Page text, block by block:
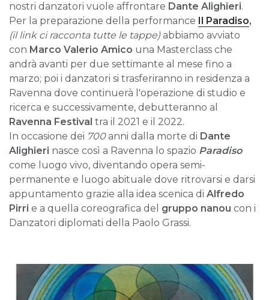
nostri danzatori vuole affrontare Dante Alighieri.
Per la preparazione della performance Il Paradiso,
(il link ci racconta tutte le tappe) abbiamo avviato
con Marco Valerio Amico una Masterclass che
andrà avanti per due settimante al mese fino a
marzo; poi i danzatori si trasferiranno in residenza a
Ravenna dove continuerà l'operazione di studio e
ricerca e successivamente, debutteranno al
Ravenna Festival tra il 2021 e il 2022.
In occasione dei 700anni dalla morte di Dante
Alighieri nasce così a Ravenna lo spazio Paradiso
come luogo vivo, diventando opera semi-
permanente e luogo abituale dove ritrovarsi e darsi
appuntamento grazie alla idea scenica di Alfredo
Pirri e a quella coreografica del gruppo nanou con i
Danzatori diplomati della Paolo Grassi.